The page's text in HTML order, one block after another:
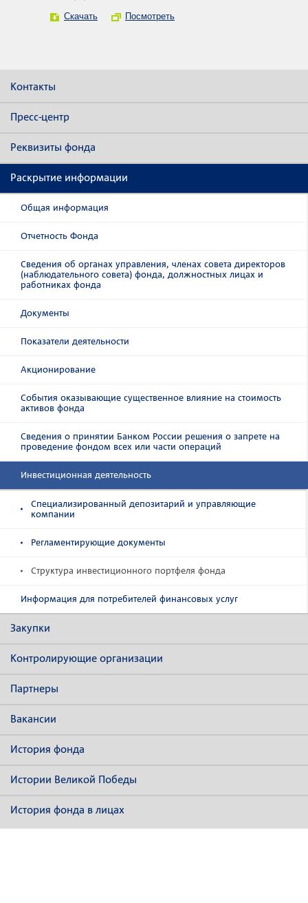
Скачать Посмотреть
Контакты
Пресс-центр
Реквизиты фонда
Раскрытие информации
Общая информация
Отчетность Фонда
Сведения об органах управления, членах совета директоров
(наблюдательного совета) фонда, должностных лицах и
работниках фонда
Документы
Показатели деятельности
Акционирование
События оказывающие существенное влияние на стоимость
активов фонда
Сведения о принятии Банком России решения о запрете на
проведение фондом всех или части операций
Инвестиционная деятельность
Специализированный депозитарий и управляющие
компании
Регламентирующие документы
Структура инвестиционного портфеля фонда
Информация для потребителей финансовых услуг
Закупки
Контролирующие организации
Партнеры
Вакансии
История фонда
Истории Великой Победы
История фонда в лицах